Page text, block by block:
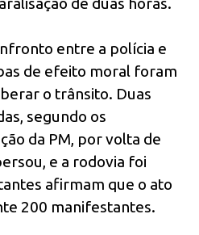
entre a polícia e
de efeito moral foram
o trânsito. Duas
segundo os
da PM, por volta de
e a rodovia foi
afirmam que o ato
200 manifestantes.